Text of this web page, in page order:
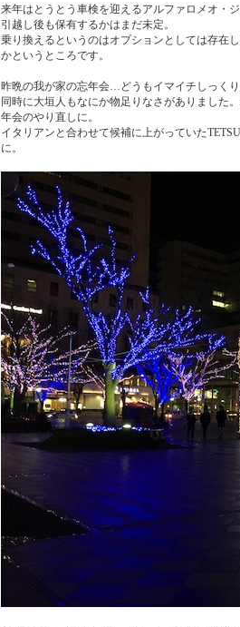
来年はとうとう車検を迎えるアルファロメオ・ジ
引越し後も保有するかはまだ未定。
乗り換えるというのはオプションとしては存在
かというところです。
昨晩の我が家の忘年会…どうもイマイチしっく
同時に大垣人もなにか物足りなさがありました
年会のやり直しに。
イタリアンと合わせて候補に上がっていた
に。